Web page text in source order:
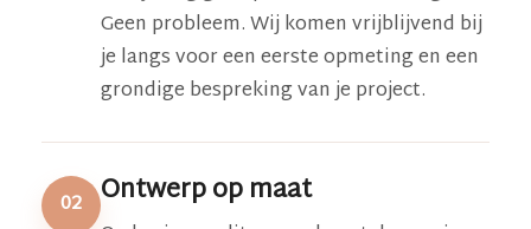
Geen probleem. Wij komen vrijblijvend bij
je langs voor een eerste opmeting en een
grondige bespreking van je project.
02 Ontwerp op maat